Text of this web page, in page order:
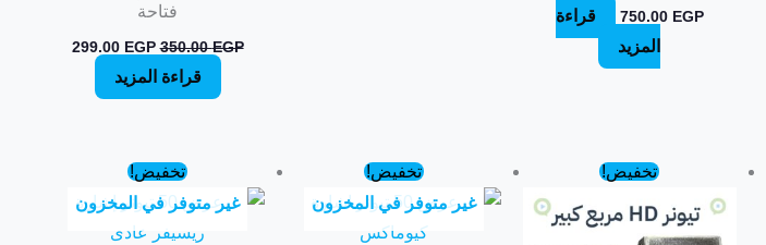
750.00 EGP
قراءة
المزيد
فتاحة
350.00EGP
299.00 EGP
قراءة المزيد
تخفيض!
السعر
الأصلي
550.00 EGP.
هو:
تخفيض!
غير متوفر في المخزون
السعر
الأصلي
هو:
450.00 EGP.
تخفيض!
غير متوفر في المخزون
السعر
الأصلي
هو:
350.00 EGP.